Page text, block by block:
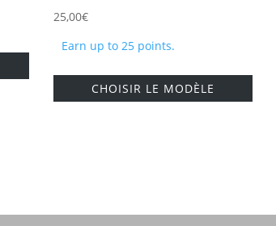
Ce
produit
être
25,00€
Earn up to 25 points.
CHOISIR LE MODÈLE
Ce